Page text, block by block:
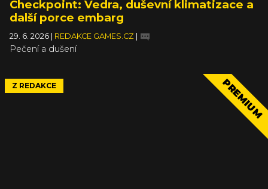
Checkpoint: Vedra, duševní klimatizace a
další porce embarg
29. 6. 2026 REDAKCE GAMES.CZ
Pečení a dušení
Z REDAKCE PREMIUM